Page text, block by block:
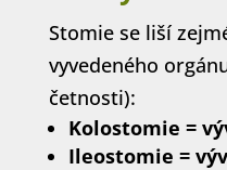
Stomie se liší
vyvedeného
četnosti):
Kolostomie =
Ileostomie =